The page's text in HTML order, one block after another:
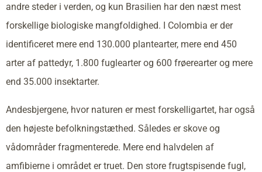
andre steder i verden, og kun Brasilien har den næst mest
forskellige biologiske mangfoldighed. I Colombia er der
identificeret mere end 130.000 plantearter, mere end 450
arter af pattedyr, 1.800 fuglearter og 600 frøerearter og mere
end 35.000 insektarter.
Andesbjergene, hvor naturen er mest forskelligartet, har også
den højeste befolkningstæthed. Således er skove og
vådområder fragmenterede. Mere end halvdelen af
amfibierne i området er truet. Den store frugtspisende fugl,